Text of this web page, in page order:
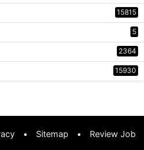
15815
5
2364
15930
• Sitemap • Review Job